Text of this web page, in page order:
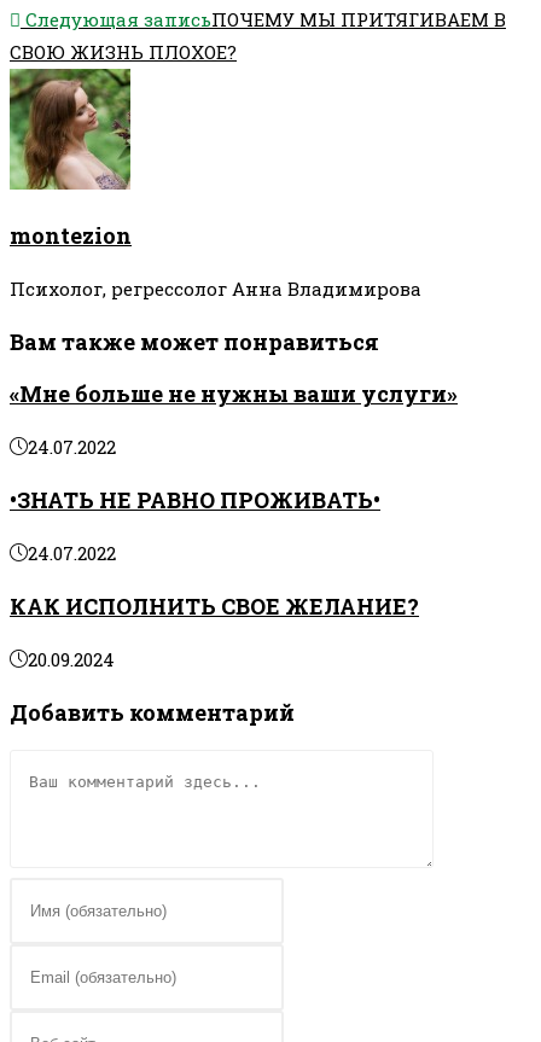
Следующая записьПОЧЕМУ МЫ ПРИТЯГИВАЕМ В
СВОЮ ЖИЗНЬ ПЛОХОЕ?
montezion
Психолог, регрессолог Анна Владимирова
Вам также может понравиться
«Мне больше не нужны ваши услуги»
24.07.2022
•ЗНАТЬ НЕ РАВНО ПРОЖИВАТЬ•
24.07.2022
КАК ИСПОЛНИТЬ СВОЕ ЖЕЛАНИЕ?
20.09.2024
Добавить комментарий
или